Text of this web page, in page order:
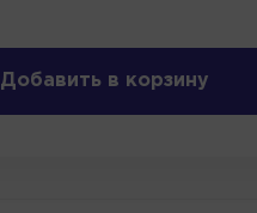
Добавить в корзину